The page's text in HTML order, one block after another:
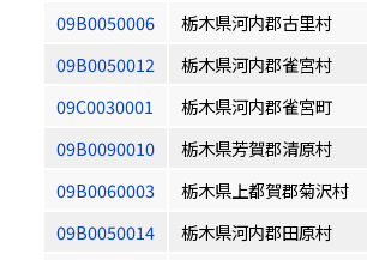
09B0050006
栃木県河内郡古里村
09B0050012
栃木県河内郡雀宮村
09C0030001
栃木県河内郡雀宮町
09B0090010
栃木県芳賀郡清原村
09B0060003
栃木県上都賀郡菊沢村
09B0050014
栃木県河内郡田原村